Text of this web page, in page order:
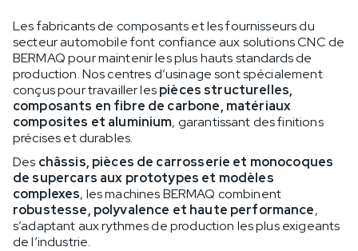
Les fabricants de composants et les fournisseurs du
secteur automobile font confiance aux solutions CNC de
BERMAQ pour maintenir les plus hauts standards de
production. Nos centres d’usinage sont spécialement
conçus pour travailler lespièces structurelles,
composants en fibre de carbone, matériaux
composites et aluminium, garantissant des finitions
précises et durables.
Des châssis, pièces de carrosserie et monocoques
de supercars aux prototypes et modèles
complexes, les machines BERMAQ combinent
robustesse, polyvalence et haute performance,
s’adaptant aux rythmes de production les plus exigeants
de l’industrie.